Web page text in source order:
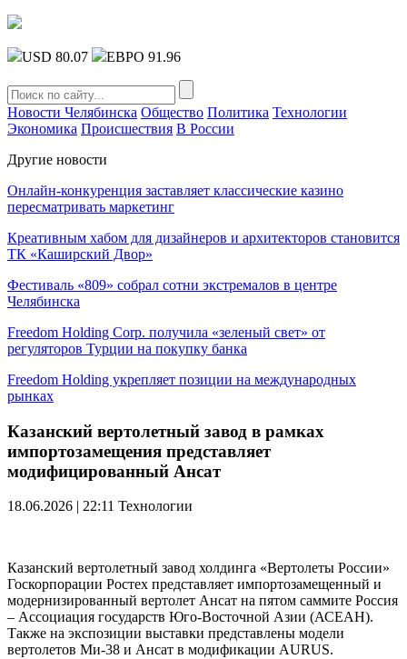
USD 80.07 ЕВРО 91.96
Новости Челябинска Общество Политика Технологии
Экономика Происшествия В России
Другие новости
Онлайн-конкуренция заставляет классические казино
пересматривать маркетинг
Креативным хабом для дизайнеров и архитекторов становится
ТК «Каширский Двор»
Фестиваль «809» собрал сотни экстремалов в центре
Челябинска
Freedom Holding Corp. получила «зеленый свет» от
регуляторов Турции на покупку банка
Freedom Holding укрепляет позиции на международных
рынках
Казанский вертолетный завод в рамках
импортозамещения представляет
модифицированный Ансат
18.06.2026 | 22:11 Технологии
Казанский вертолетный завод холдинга «Вертолеты России»
Госкорпорации Ростех представляет импортозамещенный и
модернизированный вертолет Ансат на пятом саммите Россия
– Ассоциация государств Юго-Восточной Азии (АСЕАН).
Также на экспозиции выставки представлены модели
вертолетов Ми-38 и Ансат в модификации AURUS.